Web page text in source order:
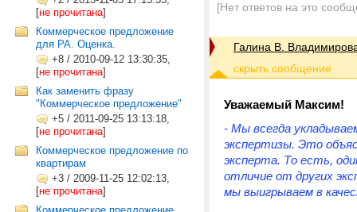
[не прочитана]
Коммерческое предложение
для РА. Оценка.
+8 / 2010-09-12 13:30:35,
[не прочитана]
Как заменить фразу
"Коммерческое предложение"
+5 / 2011-09-25 13:13:18,
[не прочитана]
Коммерческое предложение по
квартирам
+3 / 2009-11-25 12:02:13,
[не прочитана]
[Нет ответов на это
Галина В.
Уважаемый Максим!
- Мы всегда
экспертизы. Это
эксперта. То есть,
отличие от других
мы выигрываем в